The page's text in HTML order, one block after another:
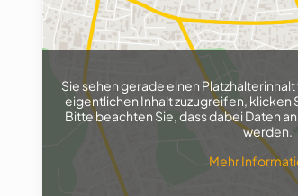
Sie sehen gerade einen Platzhalterinhalt
eigentlichen Inhalt zuzugreifen, klicken
Bitte beachten Sie, dass dabei Daten
werden.
Mehr